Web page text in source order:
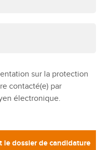
sur la protection
contacté(e) par
électronique.